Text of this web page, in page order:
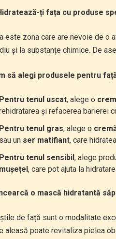
ți fața cu produse
este zona care are nevoie de o
și la substanțe chimice. De
să alegi produsele pentru
Pentru tenul uscat, alege o
și refacerea barierei
Pentru tenul gras, alege o
sau un ser matifiant, care
Pentru tenul sensibil, alege
mușețel, care pot ajuta la
o mască hidratantă
de față sunt o modalitate
aleasă poate revitaliza pielea